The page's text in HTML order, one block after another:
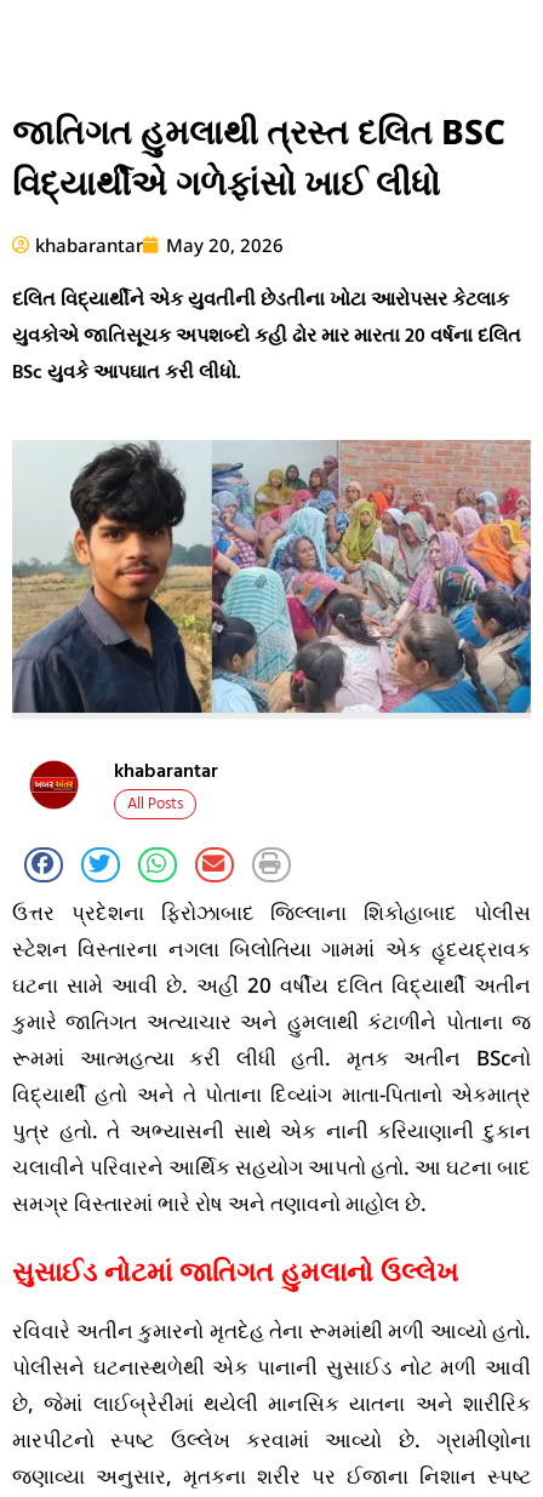
જાતિગત હુમલાથી ત્રસ્ત દલિત BSC
વિદ્યાર્થીએ ગળેફાંસો ખાઈ લીધો
khabarantar May 20, 2026
દલિત વિદ્યાર્થીને એક યુવતીની છેડતીના ખોટા આરોપસર કેટલાક
યુવકોએ જાતિસૂચક અપશબ્દો કહી ઢોર માર મારતા 20 વર્ષના દલિત
BSc યુવકે આપઘાત કરી લીધો.
khabarantar
All Posts
ઉત્તર પ્રદેશના ફિરોઝાબાદ જિલ્લાના શિકોહાબાદ પોલીસ
સ્ટેશન વિસ્તારના નગલા બિલોતિયા ગામમાં એક હૃદયદ્રાવક
ઘટના સામે આવી છે. અહીં 20 વર્ષીય દલિત વિદ્યાર્થી અતીન
કુમારે જાતિગત અત્યાચાર અને હુમલાથી કંટાળીને પોતાના જ
રૂમમાં આત્મહત્યા કરી લીધી હતી. મૃતક અતીન BScનો
વિદ્યાર્થી હતો અને તે પોતાના દિવ્યાંગ માતા-પિતાનો એકમાત્ર
પુત્ર હતો. તે અભ્યાસની સાથે એક નાની કરિયાણાની દુકાન
ચલાવીને પરિવારને આર્થિક સહયોગ આપતો હતો. આ ઘટના બાદ
સમગ્ર વિસ્તારમાં ભારે રોષ અને તણાવનો માહોલ છે.
સુસાઈડ નોટમાં જાતિગત હુમલાનો ઉલ્લેખ
રવિવારે અતીન કુમારનો મૃતદેહ તેના રૂમમાંથી મળી આવ્યો હતો.
પોલીસને ઘટનાસ્થળેથી એક પાનાની સુસાઈડ નોટ મળી આવી
છે, જેમાં લાઈબ્રેરીમાં થયેલી માનસિક યાતના અને શારીરિક
મારપીટનો સ્પષ્ટ ઉલ્લેખ કરવામાં આવ્યો છે. ગ્રામીણોના
જણાવ્યા અનુસાર, મૃતકના શરીર પર ઈજાના નિશાન સ્પષ્ટ